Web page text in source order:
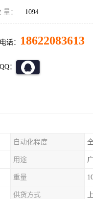
量： 1094
话： 18622083613
：
自动化程度
用途
重量
供货方式